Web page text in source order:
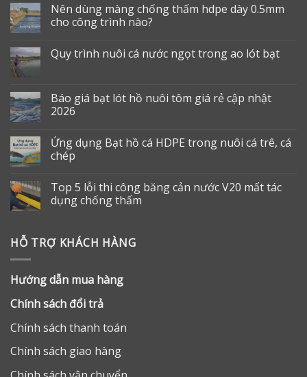
Nên dùng màng chống thấm hdpe dày 0.5mm
cho công trình nào?
Quy trình nuôi cá nước ngọt trong ao lót bạt
Báo giá bạt lót hồ nuôi tôm giá rẻ cập nhật
2026
Ứng dụng Bạt hồ cá HDPE trong nuôi cá trê, cá
chép
Top 5 lỗi thi công băng cản nước V20 mất tác
dụng chống thấm
HỖ TRỢ KHÁCH HÀNG
Hướng dẫn mua hàng
Chính sách đổi trả
Chính sách thanh toán
Chính sách giao hàng